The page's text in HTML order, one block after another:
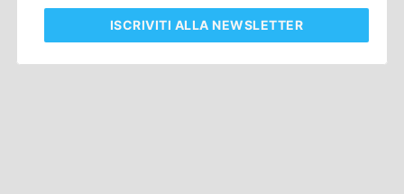
ISCRIVITI ALLA NEWSLETTER